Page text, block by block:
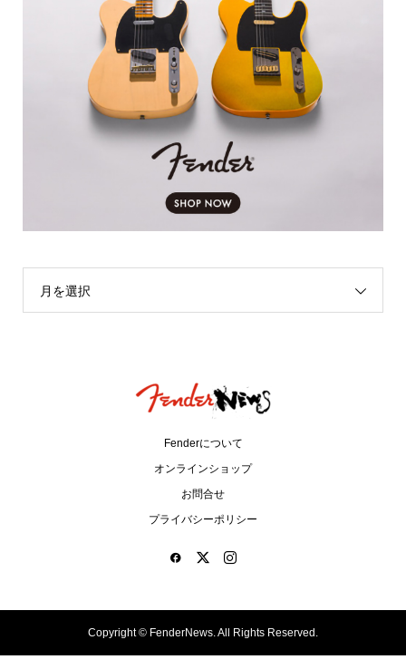
月を選択
Fenderについて
オンラインショップ
お問合せ
プライバシーポリシー
Copyright © FenderNews. All Rights Reserved.